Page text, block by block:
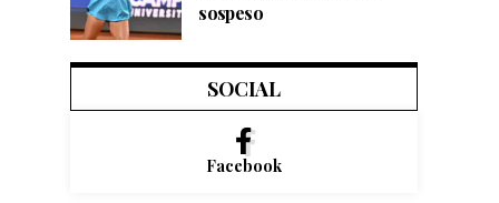
sospeso
SOCIAL
Facebook